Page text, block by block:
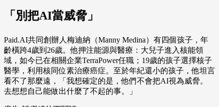
「別把AI當威脅」
Paid.AI共同創辦人梅迪納（Manny Medina）有四個孩子，年
齡橫跨4歲到26歲。他押注能源與醫療：大兒子進入核能領
域，如今已在相關企業TerraPower任職；19歲的孩子選擇核子
醫學，利用核同位素治療癌症。至於年紀還小的孩子，他坦言
看不了那麼遠，「我想確定的是，他們不會把AI視為威脅。
去想想自己能做出什麼了不起的事。」